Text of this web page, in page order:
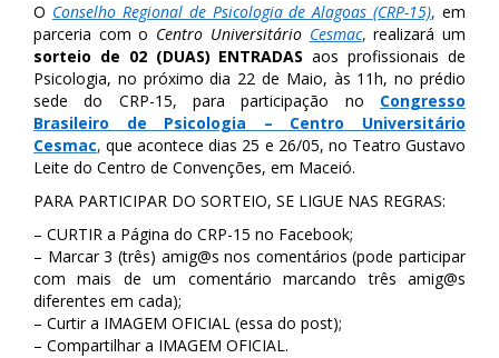
O Conselho Regional de Psicologia de Alagoas (CRP-15), em
parceria com o Centro Universitário Cesmac,realizará um
sorteio de 02 (DUAS) ENTRADAS aos profissionais de
Psicologia, no próximo dia 22 de Maio, às 11h, no prédio
sede do CRP-15, para participação no
Congresso
Brasileiro de Psicologia – Centro Universitário
Cesmac,que acontece dias 25 e 26/05, no Teatro Gustavo
Leite do Centro de Convenções, em Maceió.
PARA PARTICIPAR DO SORTEIO, SE LIGUE NAS REGRAS:
– CURTIR a Página do CRP-15 no Facebook;
– Marcar 3 (três) amig@s nos comentários (pode participar
com mais de um comentário marcando três amig@s
diferentes em cada);
– Curtir a IMAGEM OFICIAL (essa do post);
– Compartilhar a IMAGEM OFICIAL.